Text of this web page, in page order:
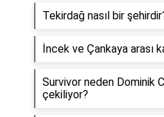
Tekirdağ nasıl bir
İncek ve Çankaya arası
Survivor neden Dominik
çekiliyor?